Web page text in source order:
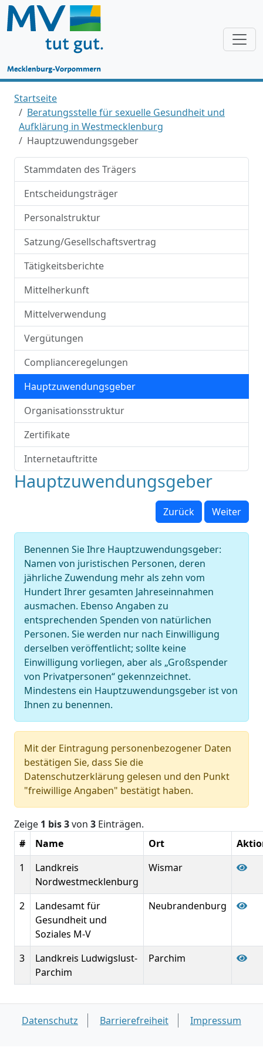
Startseite
Beratungsstelle für sexuelle Gesundheit und
Aufklärung in Westmecklenburg
Hauptzuwendungsgeber
Stammdaten des Trägers
Entscheidungsträger
Personalstruktur
Satzung/Gesellschaftsvertrag
Tätigkeitsberichte
Mittelherkunft
Mittelverwendung
Vergütungen
Complianceregelungen
Hauptzuwendungsgeber
Organisationsstruktur
Zertifikate
Internetauftritte
Hauptzuwendungsgeber
Zurück Weiter
Benennen Sie Ihre Hauptzuwendungsgeber:
Namen von juristischen Personen, deren
jährliche Zuwendung mehr als zehn vom
Hundert Ihrer gesamten Jahreseinnahmen
ausmachen. Ebenso Angaben zu
entsprechenden Spenden von natürlichen
Personen. Sie werden nur nach Einwilligung
derselben veröffentlicht; sollte keine
Einwilligung vorliegen, aber als „Großspender
von Privatpersonen“ gekennzeichnet.
Mindestens ein Hauptzuwendungsgeber ist von
Ihnen zu benennen.
Mit der Eintragung personenbezogener Daten
bestätigen Sie, dass Sie die
Datenschutzerklärung gelesen und den Punkt
"freiwillige Angaben" bestätigt haben.
Zeige 1 bis 3von 3 Einträgen.
#
Name Ort
1
Landkreis
Nordwestmecklenburg
Wismar
2
Landesamt für
Gesundheit und
Soziales M-V
Neubrandenburg
3
Landkreis Ludwigslust-
Parchim
Parchim
Datenschutz Barrierefreiheit Impressum